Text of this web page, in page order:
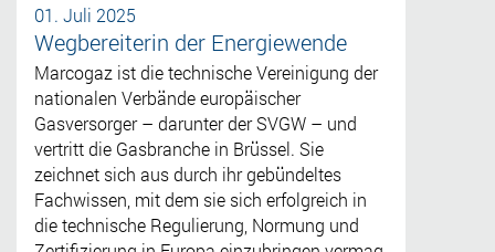
01. Juli 2025
Wegbereiterin der Energiewende
Marcogaz ist die technische Vereinigung der
nationalen Verbände europäischer
Gasversorger – darunter der SVGW – und
vertritt die Gasbranche in Brüssel. Sie
zeichnet sich aus durch ihr gebündeltes
Fachwissen, mit dem sie sich erfolgreich in
die technische Regulierung, Normung und